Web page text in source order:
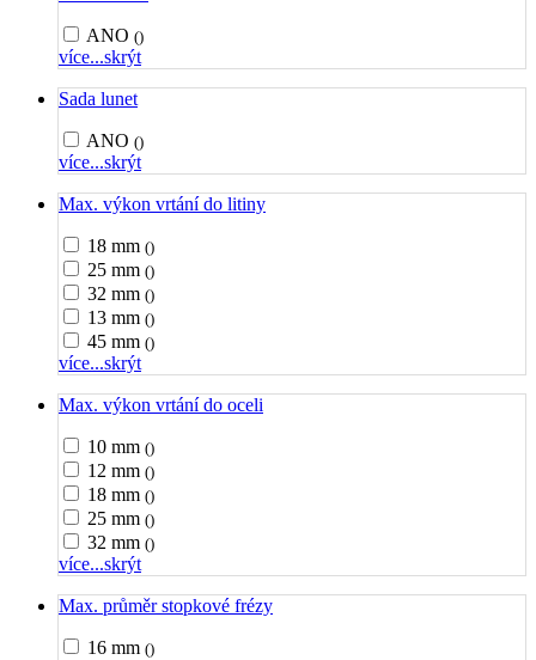
ANO ()
více...skrýt
Sada lunet
ANO ()
více...skrýt
Max. výkon vrtání do litiny
18 mm ()
25 mm ()
32 mm ()
13 mm ()
45 mm ()
více...skrýt
Max. výkon vrtání do oceli
10 mm ()
12 mm ()
18 mm ()
25 mm ()
32 mm ()
více...skrýt
Max. průměr stopkové frézy
16 mm ()